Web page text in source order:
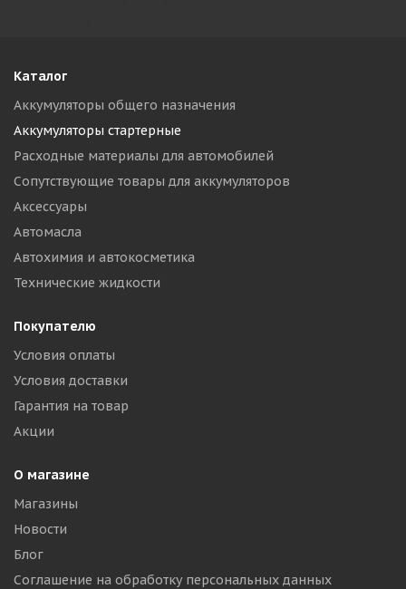
Каталог
Аккумуляторы общего назначения
Аккумуляторы стартерные
Расходные материалы для автомобилей
Сопутствующие товары для аккумуляторов
Аксессуары
Автомасла
Автохимия и автокосметика
Технические жидкости
Покупателю
Условия оплаты
Условия доставки
Гарантия на товар
Акции
О магазине
Магазины
Новости
Блог
Соглашение на обработку персональных данных